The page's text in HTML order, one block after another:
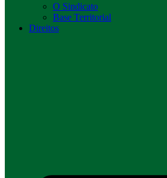
O Sindicato
Base Territorial
Direitos